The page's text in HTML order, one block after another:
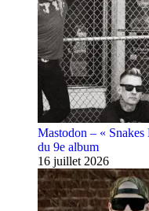
Mastodon – «
du 9e album
16 juillet 2026